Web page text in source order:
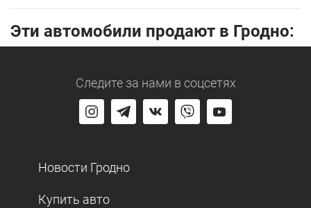
Эти автомобили продают в Гродно:
Следите за нами в соцсетях
Новости Гродно
Купить авто